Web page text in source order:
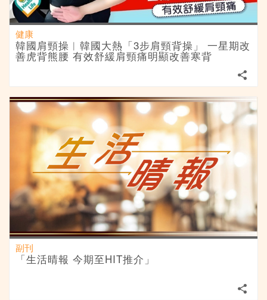
健康
韓國肩頸操︱韓國大熱「3步肩頸背操」 一星期改
善虎背熊腰 有效舒緩肩頸痛明顯改善寒背
副刊
「生活晴報 今期至HIT推介」